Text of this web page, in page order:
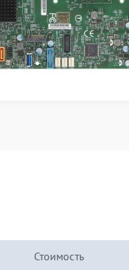
Стоимость